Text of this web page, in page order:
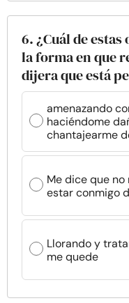
6. ¿Cuál de
la forma en que
dijera que está
amenazando
haciéndome
chantajearme
Me dice que
estar conmigo
Llorando y
me quede